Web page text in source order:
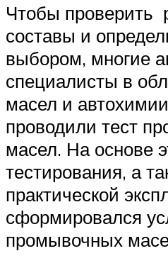
Чтобы проверить
составы и
выбором, многие
специалисты в
масел и
проводили тест
масел. На основе
тестирования, а
практической
сформировался
промывочных